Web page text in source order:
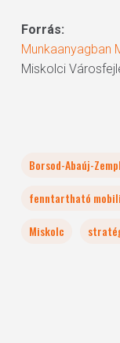
Forrás:
Munkaanyagban
Miskolci
Borsod-Abaúj-
fenntartható
Miskolc